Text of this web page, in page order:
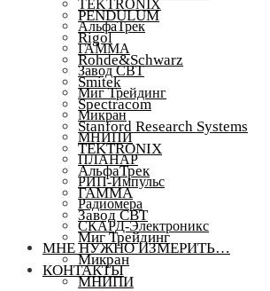
TEKTRONIX
АльфаТрек
ГАММА
Завод СВТ
Миг Трейдинг
Микран
МНИПИ
ПЛАНАР
РИП-Импульс
Радиомера
СКАРД-Электроникс
МНЕ НУЖНО ИЗМЕРИТЬ…
КОНТАКТЫ
PENDULUM
Rigol
Rohde&Schwarz
Smitek
Spectracom
Stanford Research Systems
TEKTRONIX
АльфаТрек
ГАММА
Завод СВТ
Миг Трейдинг
Микран
МНИПИ